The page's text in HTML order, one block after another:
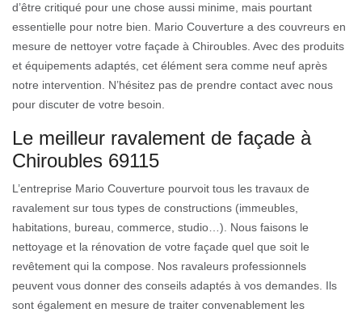
d’être critiqué pour une chose aussi minime, mais pourtant
essentielle pour notre bien. Mario Couverture a des couvreurs en
mesure de nettoyer votre façade à Chiroubles. Avec des produits
et équipements adaptés, cet élément sera comme neuf après
notre intervention. N’hésitez pas de prendre contact avec nous
pour discuter de votre besoin.
Le meilleur ravalement de façade à
Chiroubles 69115
L’entreprise Mario Couverture pourvoit tous les travaux de
ravalement sur tous types de constructions (immeubles,
habitations, bureau, commerce, studio…). Nous faisons le
nettoyage et la rénovation de votre façade quel que soit le
revêtement qui la compose. Nos ravaleurs professionnels
peuvent vous donner des conseils adaptés à vos demandes. Ils
sont également en mesure de traiter convenablement les